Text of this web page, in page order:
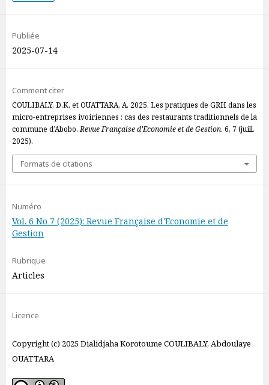
Publiée
2025-07-14
Comment citer
COULIBALY, D.K. et OUATTARA, A. 2025. Les pratiques de GRH dans les
micro-entreprises ivoiriennes : cas des restaurants traditionnels de la
commune d’Abobo.Revue Française d’Economie et de Gestion. 6, 7 (juill.
2025).
Formats de citations
Numéro
Vol. 6 No 7 (2025): Revue Française d'Economie et de
Gestion
Rubrique
Articles
Licence
Copyright (c) 2025 Dialidjaha Korotoume COULIBALY, Abdoulaye
OUATTARA